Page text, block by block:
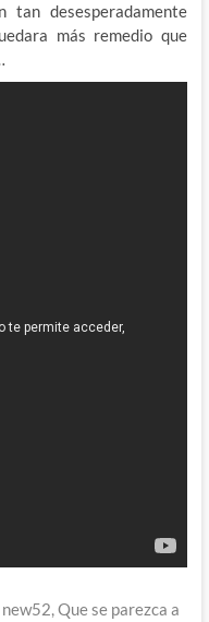
tan desesperadamente
más remedio que
Que se parezca a